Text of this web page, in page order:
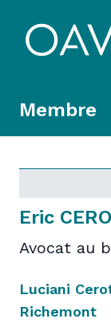
Membre
Eric
Avocat au
Luciani
Richemont